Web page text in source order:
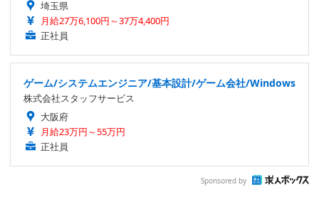
埼玉県
月給27万6,100円～37万4,400円
正社員
ゲーム/システムエンジニア/基本設計/ゲーム会社/Windows
株式会社スタッフサービス
大阪府
月給23万円～55万円
正社員
Sponsored by